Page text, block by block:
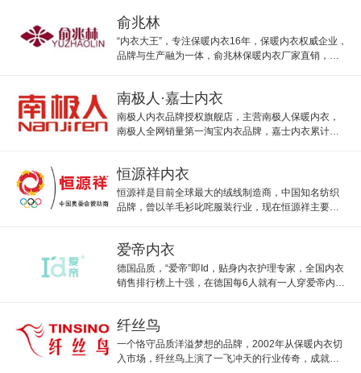
俞兆林
“内衣大王”，专注保暖内衣16年，保暖内衣权威企业，
品牌与生产融为一体，俞兆林保暖内衣厂家直销，质
南极人·嘉士内衣
南极人内衣品牌授权旗舰店，主营南极人保暖内衣，
南极人全网销量第一淘宝内衣品牌，嘉士内衣累计已
恒源祥内衣
恒源祥是目前全球最大的绒线制造商，中国知名纺织
品牌，曾以羊毛衫叱咤服装行业，现在恒源祥主要羊
爱帝内衣
德国品质，“爱帝”即Id，贴身内衣护理专家，全国内衣
销售排行榜上十强，在德国每6人就有一人穿爱帝内
纤丝鸟
一个恪守品质洋溢梦想的品牌，2002年从保暖内衣切
入市场，纤丝鸟上演了一飞冲天的行业传奇，成就内